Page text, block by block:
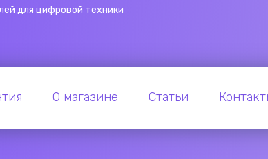
для цифровой техники
О магазине Статьи